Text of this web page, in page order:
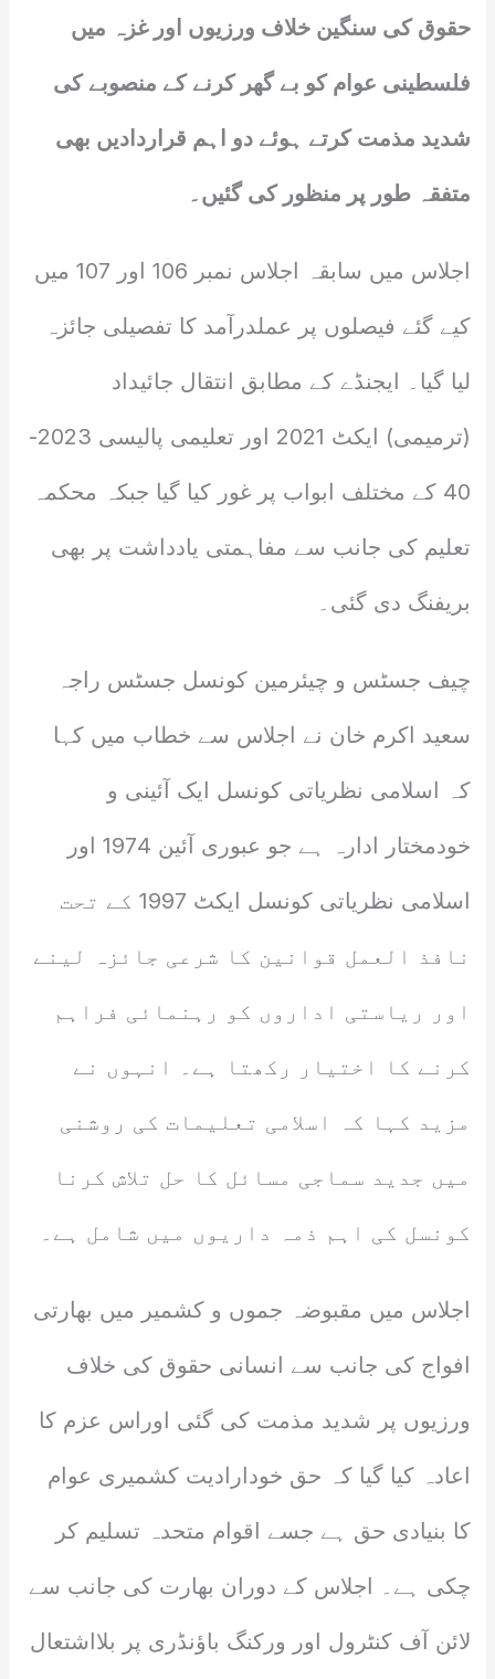
حقوق کی سنگین خلاف ورزیوں اور غزہ میں
فلسطینی عوام کو بے گھر کرنے کے منصوبے کی
شدید مذمت کرتے ہوئے دو اہم قراردادیں بھی
متفقہ طور پر منظور کی گئیں۔
اجلاس میں سابقہ اجلاس نمبر 106 اور 107 میں
کیے گئے فیصلوں پر عملدرآمد کا تفصیلی جائزہ
لیا گیا۔ ایجنڈے کے مطابق انتقال جائیداد
(ترمیمی) ایکٹ 2021 اور تعلیمی پالیسی 2023-
40 کے مختلف ابواب پر غور کیا گیا جبکہ محکمہ
تعلیم کی جانب سے مفاہمتی یادداشت پر بھی
بریفنگ دی گئی۔
چیف جسٹس و چیئرمین کونسل جسٹس راجہ
سعید اکرم خان نے اجلاس سے خطاب میں کہا
کہ اسلامی نظریاتی کونسل ایک آئینی و
خودمختار ادارہ ہے جو عبوری آئین 1974 اور
اسلامی نظریاتی کونسل ایکٹ 1997 کے تحت
نافذ العمل قوانین کا شرعی جائزہ لینے
اور ریاستی اداروں کو رہنمائی فراہم
کرنے کا اختیار رکھتا ہے۔ انہوں نے
مزید کہا کہ اسلامی تعلیمات کی روشنی
میں جدید سماجی مسائل کا حل تلاش کرنا
کونسل کی اہم ذمہ داریوں میں شامل ہے۔
اجلاس میں مقبوضہ جموں و کشمیر میں بھارتی
افواج کی جانب سے انسانی حقوق کی خلاف
ورزیوں پر شدید مذمت کی گئی اوراس عزم کا
اعادہ کیا گیا کہ حق خودارادیت کشمیری عوام
کا بنیادی حق ہے جسے اقوام متحدہ تسلیم کر
چکی ہے۔ اجلاس کے دوران بھارت کی جانب سے
لائن آف کنٹرول اور ورکنگ باؤنڈری پر بلااشتعال